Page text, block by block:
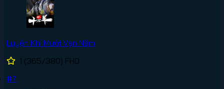
Luyện Khí Mười Vạn Năm
1 (365/380) FHD
#7